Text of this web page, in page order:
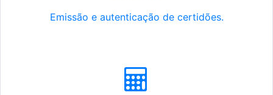
Emissão e autenticação de certidões.